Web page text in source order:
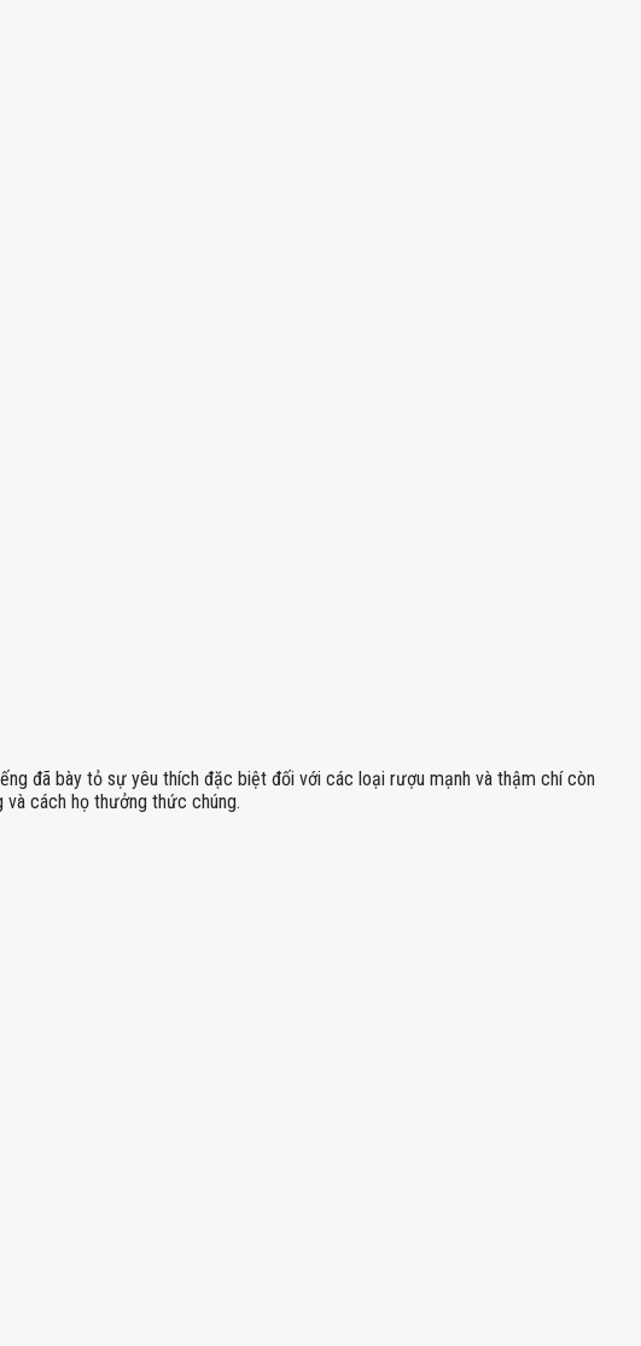
đã bày tỏ sự yêu thích đặc biệt đối với các loại rượu mạnh và thậm chí còn
và cách họ thưởng thức chúng.